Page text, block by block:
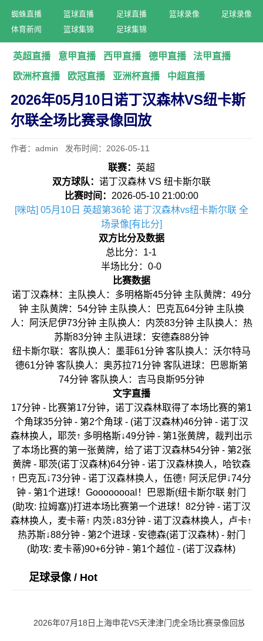
蜘蛛直播 篮球直播 足球直播 篮球录像
足球录像
体育新闻
篮球集锦 足球集锦
英超直播 意甲直播 西甲直播 德甲直播
法甲直播
欧洲杯直播
欧冠直播 亚洲杯直播 中超直播
2026年05月10日诺丁汉森林VS纽卡斯
尔联全场比赛录像回放
作者：admin 发布时间：2026-05-11
联赛： 英超
双方球队： 诺丁汉森林 VS 纽卡斯尔联
比赛时间： 2026-05-10 21:00:00
[咪咕] 05月10日 英超第36轮 诺丁汉森林vs纽卡斯尔联 全
场录像[有比分]
双方比分及数据
总比分：1-1
半场比分：0-0
比赛数据
诺丁汉森林：主队换人：多明格斯45分钟 主队黄牌：49分
钟 主队黄牌：54分钟 主队换人：巴克瓦64分钟 主队换
人：阿沃尼伊73分钟 主队换人：内茨83分钟 主队换人：热
苏斯83分钟 主队进球：安德森88分钟
纽卡斯尔联：客队换人：墨菲61分钟 客队换人：沃尔特马
德61分钟 客队换人：奥苏拉71分钟 客队进球：巴恩斯第
74分钟 客队换人：吉马良斯95分钟
文字直播
17分钟 - 比赛第17分钟，诺丁汉森林取得了本场比赛的第1
个角球35分钟 - 第2个角球 - (诺丁汉森林)46分钟 - 诺丁汉
森林换人，耶茨↑ 多明格斯↓49分钟 - 第1张黄牌，裁判出示
了本场比赛的第一张黄牌，给了诺丁汉森林54分钟 - 第2张
黄牌 - 耶茨(诺丁汉森林)64分钟 - 诺丁汉森林换人，哈钦森
↑ 巴克瓦↓73分钟 - 诺丁汉森林换人，伍德↑ 阿沃尼伊↓74分
钟 - 第1个进球！Goooooooal！巴恩斯(纽卡斯尔联 射门
(助攻: 拉姆塞))打进本场比赛第一个进球！82分钟 - 诺丁汉
森林换人，麦卡蒂↑ 内茨↓83分钟 - 诺丁汉森林换人，卢卡↑
热苏斯↓88分钟 - 第2个进球 - 安德森(诺丁汉森林) - 射门
(助攻: 麦卡蒂)90+6分钟 - 第1个越位 - (诺丁汉森林)
足球录像 / Hot
2026年07月18日上海申花VS天津津门虎全场比赛录像回放